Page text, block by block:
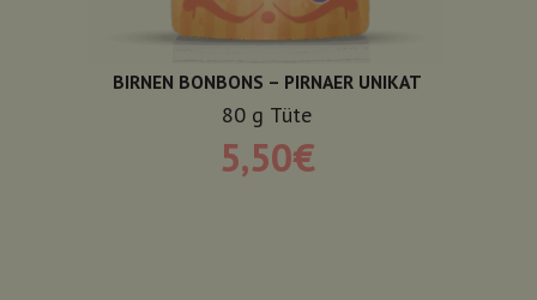
BIRNEN BONBONS – PIRNAER UNIKAT
80 g Tüte
5,50€